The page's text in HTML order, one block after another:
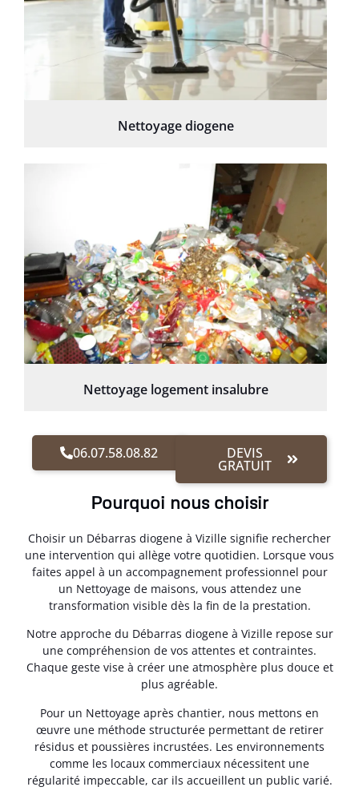
Nettoyage diogene
Nettoyage logement insalubre
06.07.58.08.82 DEVIS
GRATUIT
Pourquoi nous choisir
Choisir un Débarras diogene à Vizille signifie rechercher
une intervention qui allège votre quotidien. Lorsque vous
faites appel à un accompagnement professionnel pour
un Nettoyage de maisons, vous attendez une
transformation visible dès la fin de la prestation.
Notre approche du Débarras diogene à Vizille repose sur
une compréhension de vos attentes et contraintes.
Chaque geste vise à créer une atmosphère plus douce et
plus agréable.
Pour un Nettoyage après chantier, nous mettons en
œuvre une méthode structurée permettant de retirer
résidus et poussières incrustées. Les environnements
comme les locaux commerciaux nécessitent une
régularité impeccable, car ils accueillent un public varié.